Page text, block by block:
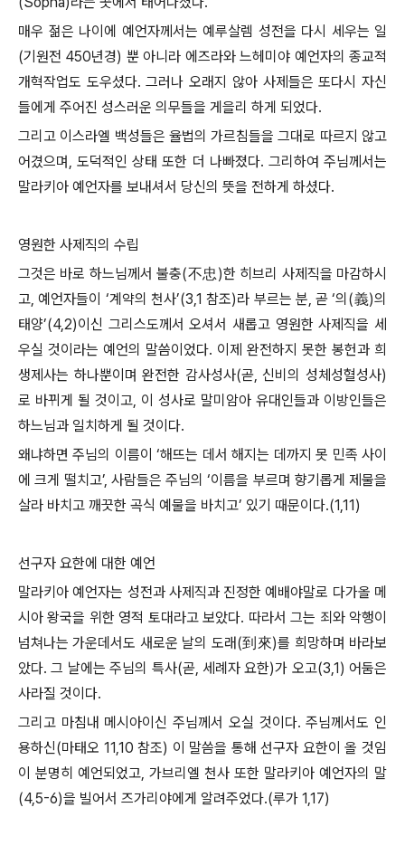
매우 젊은 나이에 예언자께서는 예루살렘 성전을 다시 세우는 일
(기원전 450년경) 뿐 아니라 에즈라와 느헤미야 예언자의 종교적
개혁작업도 도우셨다. 그러나 오래지 않아 사제들은 또다시 자신
들에게 주어진 성스러운 의무들을 게을리 하게 되었다.
그리고 이스라엘 백성들은 율법의 가르침들을 그대로 따르지 않고
어겼으며, 도덕적인 상태 또한 더 나빠졌다. 그리하여 주님께서는
말라키아 예언자를 보내셔서 당신의 뜻을 전하게 하셨다.
영원한 사제직의 수립
그것은 바로 하느님께서 불충(不忠)한 히브리 사제직을 마감하시
고, 예언자들이 ‘계약의 천사’(3,1 참조)라 부르는 분, 곧 ‘의(義)의
태양’(4,2)이신 그리스도께서 오셔서 새롭고 영원한 사제직을 세
우실 것이라는 예언의 말씀이었다. 이제 완전하지 못한 봉헌과 희
생제사는 하나뿐이며 완전한 감사성사(곧, 신비의 성체성혈성사)
로 바뀌게 될 것이고, 이 성사로 말미암아 유대인들과 이방인들은
하느님과 일치하게 될 것이다.
왜냐하면 주님의 이름이 ‘해뜨는 데서 해지는 데까지 못 민족 사이
에 크게 떨치고’, 사람들은 주님의 ‘이름을 부르며 향기롭게 제물을
살라 바치고 깨끗한 곡식 예물을 바치고’ 있기 때문이다.(1,11)
선구자 요한에 대한 예언
말라키아 예언자는 성전과 사제직과 진정한 예배야말로 다가올 메
시아 왕국을 위한 영적 토대라고 보았다. 따라서 그는 죄와 악행이
넘쳐나는 가운데서도 새로운 날의 도래(到來)를 희망하며 바라보
았다. 그 날에는 주님의 특사(곧, 세례자 요한)가 오고(3,1) 어둠은
사라질 것이다.
그리고 마침내 메시아이신 주님께서 오실 것이다. 주님께서도 인
용하신(마태오 11,10 참조) 이 말씀을 통해 선구자 요한이 올 것임
이 분명히 예언되었고, 가브리엘 천사 또한 말라키아 예언자의 말
(4,5-6)을 빌어서 즈가리야에게 알려주었다.(루가 1,17)